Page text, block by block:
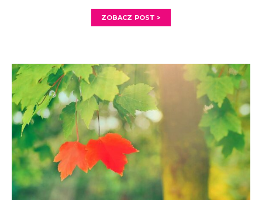
ZOBACZ POST >